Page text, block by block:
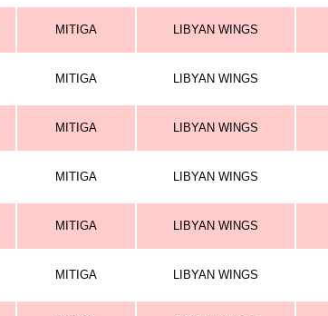
MITIGA LIBYAN WINGS
MITIGA LIBYAN WINGS
MITIGA LIBYAN WINGS
MITIGA LIBYAN WINGS
MITIGA LIBYAN WINGS
MITIGA LIBYAN WINGS